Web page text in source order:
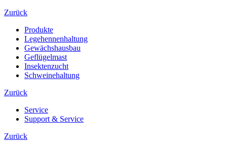
Zurück
Produkte
Legehennenhaltung
Gewächshausbau
Geflügelmast
Insektenzucht
Schweinehaltung
Zurück
Service
Support & Service
Zurück